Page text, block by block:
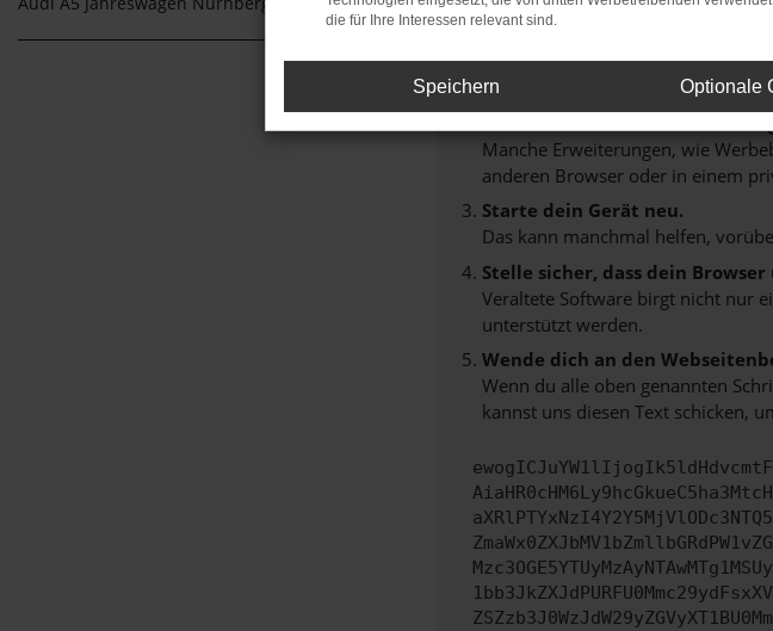
Hier sind ein paar Tipps, die dir helfen
Überprüfe deine Firewall und
Laden andere Webseiten, zum
Manche Erweiterungen, wie
anderen Browser oder in einem
Starte dein Gerät neu.
Das kann manchmal helfen,
Stelle sicher, dass dein
Veraltete Software birgt nicht nur
unterstützt werden.
Wende dich an den
Wenn du alle oben genannten
kannst uns diesen Text schicken,
die für Ihre Interessen relevant sind.
Speichern Optionale